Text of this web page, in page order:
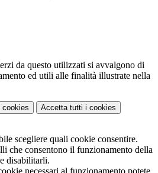
da questo utilizzati si avvalgono di
ed utili alle finalità illustrate nella
cookies Accetta tutti i cookies
scegliere quali cookie consentire.
che consentono il funzionamento della
disabilitarli.
necessari al funzionamento potete